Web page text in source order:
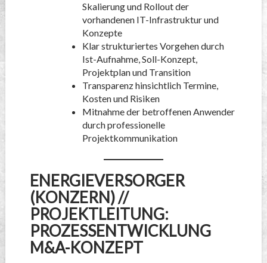
Skalierung und Rollout der
vorhandenen IT-Infrastruktur und
Konzepte
Klar strukturiertes Vorgehen durch
Ist-Aufnahme, Soll-Konzept,
Projektplan und Transition
Transparenz hinsichtlich Termine,
Kosten und Risiken
Mitnahme der betroffenen Anwender
durch professionelle
Projektkommunikation
ENERGIEVERSORGER
(KONZERN) //
PROJEKTLEITUNG:
PROZESSENTWICKLUNG
M&A-KONZEPT